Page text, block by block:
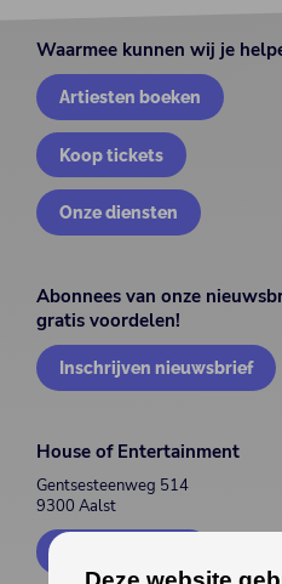
Waarmee kunnen wij je
Artiesten boeken
Koop tickets
Onze diensten
Abonnees van onze
gratis voordelen!
Inschrijven nieuwsbrief
House of Entertainment
Gentsesteenweg 514
9300 Aalst